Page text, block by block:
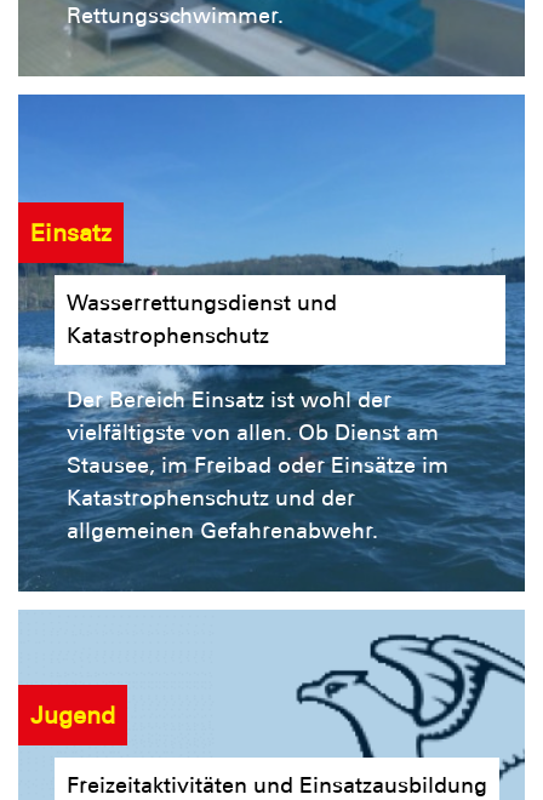
Rettungsschwimmer.
Einsatz
Wasserrettungsdienst und
Katastrophenschutz
Der Bereich Einsatz ist wohl der
vielfältigste von allen. Ob Dienst am
Stausee, im Freibad oder Einsätze im
Katastrophenschutz und der
allgemeinen Gefahrenabwehr.
Jugend
Freizeitaktivitäten und Einsatzausbildung